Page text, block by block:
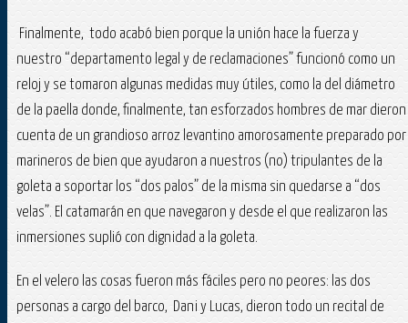
Finalmente, todo acabó bien porque la unión hace la fuerza y
nuestro “departamento legal y de reclamaciones” funcionó como un
reloj y se tomaron algunas medidas muy útiles, como la del diámetro
de la paella donde, finalmente, tan esforzados hombres de mar dieron
cuenta de un grandioso arroz levantino amorosamente preparado por
marineros de bien que ayudaron a nuestros (no) tripulantes de la
goleta a soportar los “dos palos” de la misma sin quedarse a “dos
velas”. El catamarán en que navegaron y desde el que realizaron las
inmersiones suplió con dignidad a la goleta.
En el velero las cosas fueron más fáciles pero no peores: las dos
personas a cargo del barco, Dani y Lucas, dieron todo un recital de